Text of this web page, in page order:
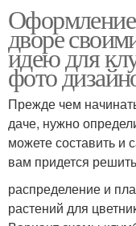
дворе
идею для
фото
Прежде чем
даче, нужно
можете составить и
вам придется
распределение и
растений для